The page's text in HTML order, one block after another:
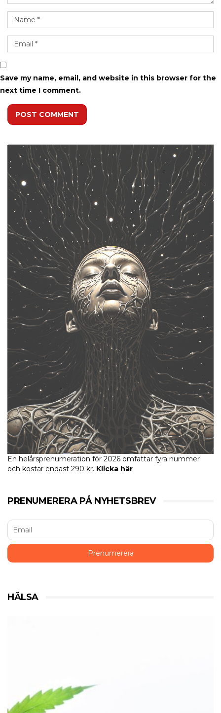
Save my name, email, and website in this browser for the
next time I comment.
POST COMMENT
En helårsprenumeration för 2026 omfattar fyra nummer
och kostar endast 290 kr. Klicka här
PRENUMERERA PÅ NYHETSBREV
HÄLSA